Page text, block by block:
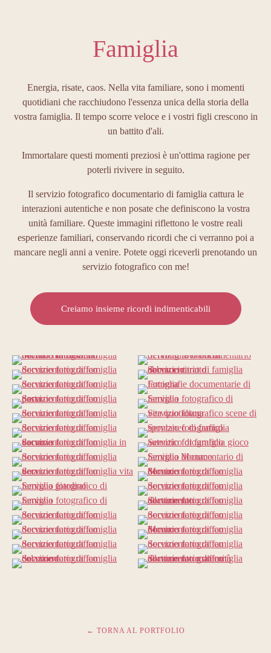
Famiglia
Energia, risate, caos. Nella vita familiare, sono i momenti
quotidiani che racchiudono l'essenza unica della storia della
vostra famiglia. Il tempo scorre veloce e i vostri figli crescono in
un battito d'ali.
Immortalare questi momenti preziosi è un'ottima ragione per
poterli rivivere in seguito.
Il servizio fotografico documentario di famiglia cattura le
interazioni autentiche e non posate che definiscono la vostra
unità familiare. Queste immagini riflettono le vostre reali
esperienze familiari, conservando ricordi che ci verranno poi a
mancare negli anni a venire. Potete oggi riceverli prenotando un
servizio fotografico con me!
Creiamo insieme ricordi indimenticabili
← TORNA AL PORTFOLIO